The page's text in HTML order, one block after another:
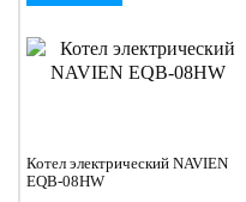
Котел электрический NAVIEN
EQB-08HW